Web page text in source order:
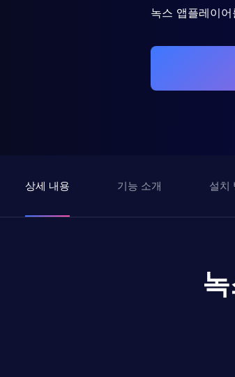
녹스 앱플레이
상세 내용 기능 소개 설치